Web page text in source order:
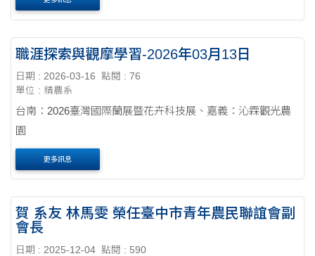
職涯探索與觀摩學習-2026年03月13日
日期 : 2026-03-16
點閱 : 76
單位 : 精農系
台南：2026臺灣國際蘭展暨花卉科技展、嘉義：沁霖觀光農
園
更多訊息
賀 系友 林馬雯 榮任臺中市青年農民聯誼會副
會長
日期 : 2025-12-04 點閱 : 590